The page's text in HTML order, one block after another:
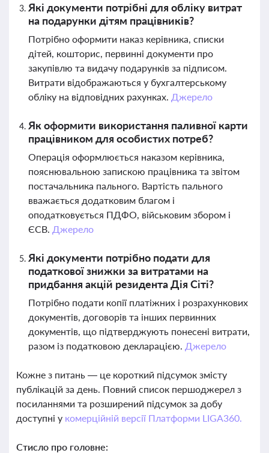
Які документи потрібні для обліку витрат
на подарунки дітям працівників?
Потрібно оформити наказ керівника, списки
дітей, кошторис, первинні документи про
закупівлю та видачу подарунків за підписом.
Витрати відображаються у бухгалтерському
обліку на відповідних рахунках. Джерело
Як оформити використання паливної карти
працівником для особистих потреб?
Операція оформлюється наказом керівника,
пояснювальною запискою працівника та звітом
постачальника пального. Вартість пального
вважається додатковим благом і
оподатковується ПДФО, військовим збором і
ЄСВ. Джерело
Які документи потрібно подати для
податкової знижки за витратами на
придбання акцій резидента Дія Сіті?
Потрібно подати копії платіжних і розрахункових
документів, договорів та інших первинних
документів, що підтверджують понесені витрати,
разом із податковою декларацією. Джерело
Кожне з питань — це короткий підсумок змісту
публікацій за день. Повний список першоджерел з
посиланнями та розширений підсумок за добу
доступні у комерційній версії Платформи LIGA360.
Стисло про головне: